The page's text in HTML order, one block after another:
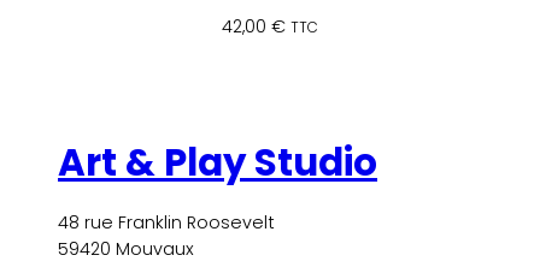
42,00 € TTC
Art & Play Studio
48 rue Franklin Roosevelt
59420 Mouvaux